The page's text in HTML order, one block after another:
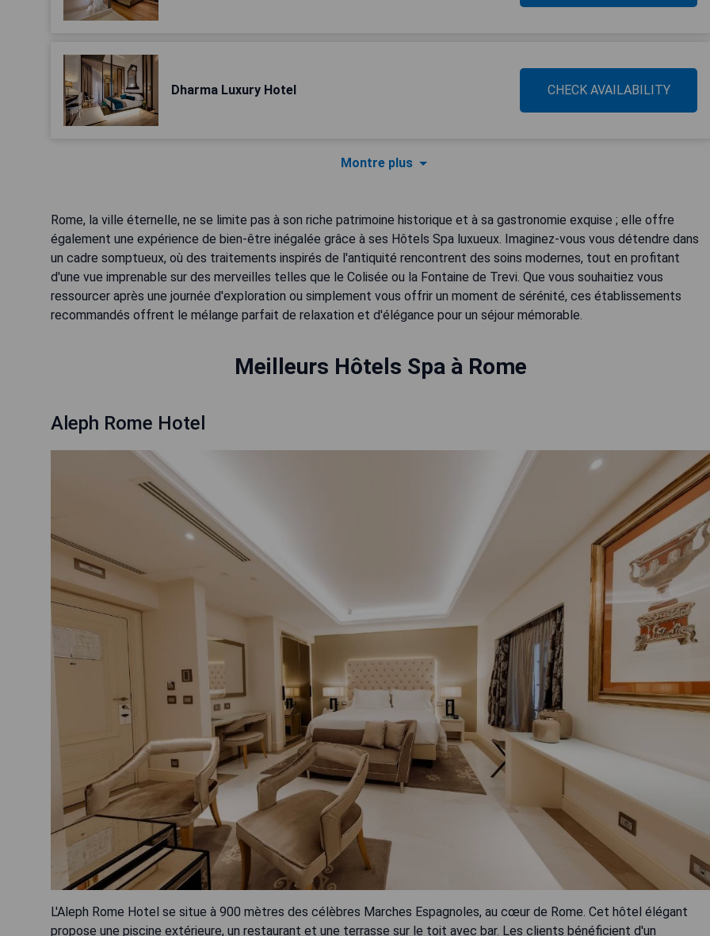
Dharma Luxury Hotel CHECK AVAILABILITY
Montre plus
Rome, la ville éternelle, ne se limite pas à son riche patrimoine historique et à sa gastronomie exquise ; elle offre
également une expérience de bien-être inégalée grâce à ses Hôtels Spa luxueux. Imaginez-vous vous détendre dans
un cadre somptueux, où des traitements inspirés de l'antiquité rencontrent des soins modernes, tout en profitant
d'une vue imprenable sur des merveilles telles que le Colisée ou la Fontaine de Trevi. Que vous souhaitiez vous
ressourcer après une journée d'exploration ou simplement vous offrir un moment de sérénité, ces établissements
recommandés offrent le mélange parfait de relaxation et d'élégance pour un séjour mémorable.
Meilleurs Hôtels Spa à Rome
Aleph Rome Hotel
L'Aleph Rome Hotel se situe à 900 mètres des célèbres Marches Espagnoles, au cœur de Rome. Cet hôtel élégant
propose une piscine extérieure, un restaurant et une terrasse sur le toit avec bar. Les clients bénéficient d'un